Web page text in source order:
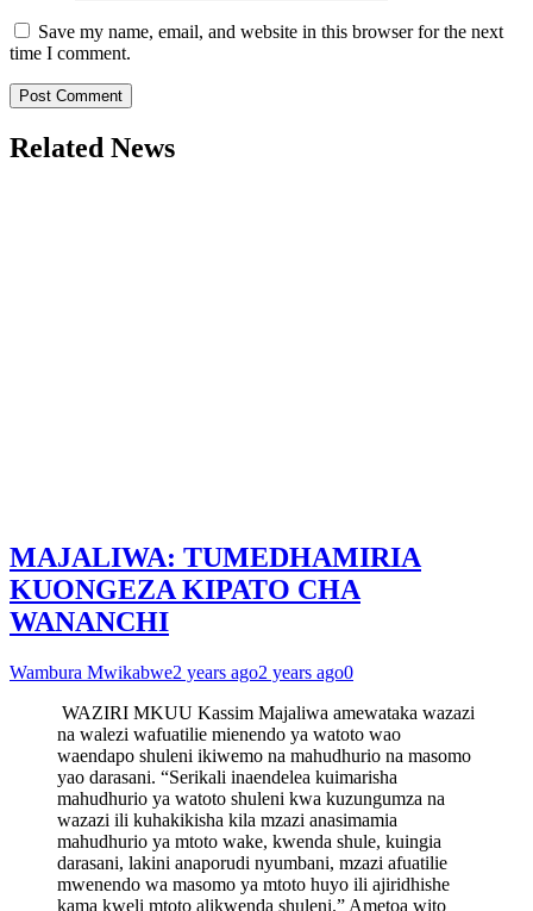
Save my name, email, and website in this browser for the next
time I comment.
Related News
MAJALIWA: TUMEDHAMIRIA
KUONGEZA KIPATO CHA
WANANCHI
Wambura Mwikabwe2 years ago2 years ago0
WAZIRI MKUU Kassim Majaliwa amewataka wazazi
na walezi wafuatilie mienendo ya watoto wao
waendapo shuleni ikiwemo na mahudhurio na masomo
yao darasani. “Serikali inaendelea kuimarisha
mahudhurio ya watoto shuleni kwa kuzungumza na
wazazi ili kuhakikisha kila mzazi anasimamia
mahudhurio ya mtoto wake, kwenda shule, kuingia
darasani, lakini anaporudi nyumbani, mzazi afuatilie
mwenendo wa masomo ya mtoto huyo ili ajiridhishe
kama kweli mtoto alikwenda shuleni.” Ametoa wito